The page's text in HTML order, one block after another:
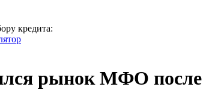
кредита:
рынок МФО после